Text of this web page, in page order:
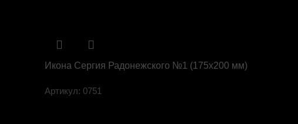
Икона Сергия Радонежского №1 (175х200 мм)
Артикул: 0751